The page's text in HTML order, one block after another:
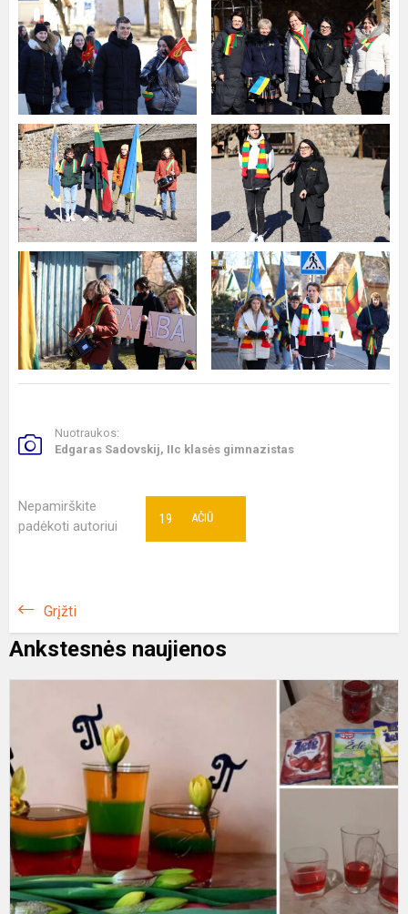
Nuotraukos:
Edgaras Sadovskij, IIc klasės gimnazistas
Nepamirškite
padėkoti autoriui
AČIŪ
19
Grįžti
Ankstesnės naujienos